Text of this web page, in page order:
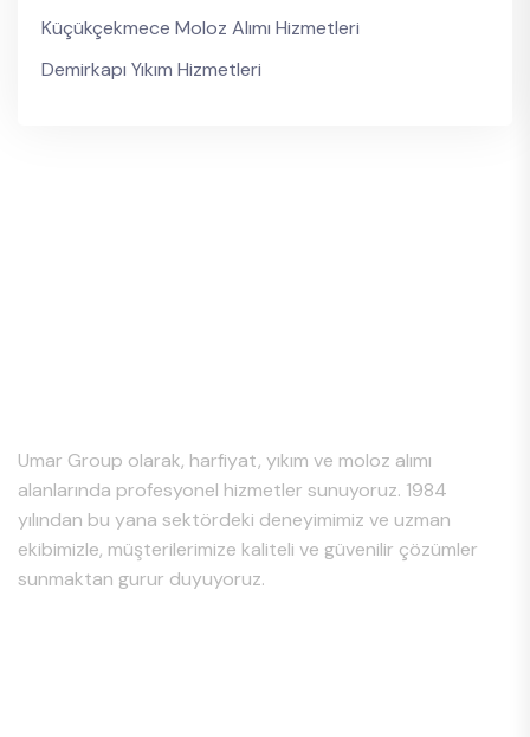
Küçükçekmece Moloz Alımı Hizmetleri
Demirkapı Yıkım Hizmetleri
Umar Group olarak, harfiyat, yıkım ve moloz alımı
alanlarında profesyonel hizmetler sunuyoruz. 1984
yılından bu yana sektördeki deneyimimiz ve uzman
ekibimizle, müşterilerimize kaliteli ve güvenilir çözümler
sunmaktan gurur duyuyoruz.